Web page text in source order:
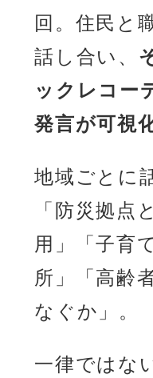
回。住民と
話し合い、
ックレコー
発言が可視
地域ごとに
「防災拠点
用」「子育
所」「高齢
なぐか」。
一律ではな